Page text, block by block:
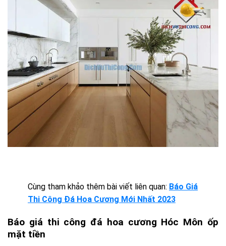
Cùng tham khảo thêm bài viết liên quan: Báo Giá
Thi Công Đá Hoa Cương Mới Nhất 2023
Báo giá thi công đá hoa cương Hóc Môn ốp
mặt tiền